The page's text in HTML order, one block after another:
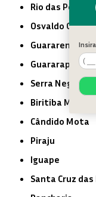
Rio das Pedras
Osvaldo Cruz
Guararema
Guararapes
Serra Negra
Biritiba Mirim
Cândido Mota
Piraju
Iguape
Santa Cruz